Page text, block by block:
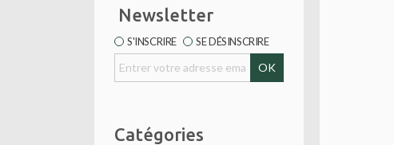
Newsletter
S'INSCRIRE SE DÉSINSCRIRE
Catégories